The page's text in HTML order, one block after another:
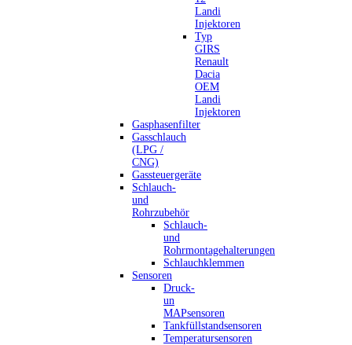
Landi
Injektoren
Typ
GIRS
Renault
Dacia
OEM
Landi
Injektoren
Gasphasenfilter
Gasschlauch
(LPG /
CNG)
Gassteuergeräte
Schlauch-
und
Rohrzubehör
Schlauch-
und
Rohrmontagehalterungen
Schlauchklemmen
Sensoren
Druck-
un
MAPsensoren
Tankfüllstandsensoren
Temperatursensoren